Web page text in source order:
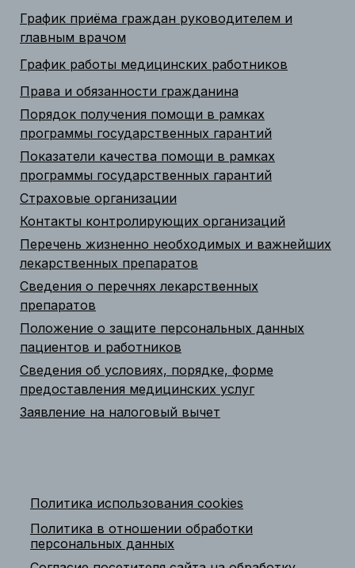
График приёма граждан руководителем и
главным врачом
График работы медицинских работников
Права и обязанности гражданина
Порядок получения помощи в рамках
программы государственных гарантий
Показатели качества помощи в рамках
программы государственных гарантий
Страховые организации
Контакты контролирующих организаций
Перечень жизненно необходимых и важнейших
лекарственных препаратов
Сведения о перечнях лекарственных
препаратов
Положение о защите персональных данных
пациентов и работников
Сведения об условиях, порядке, форме
предоставления медицинских услуг
Заявление на налоговый вычет
Политика использования cookies
Политика в отношении обработки
персональных данных